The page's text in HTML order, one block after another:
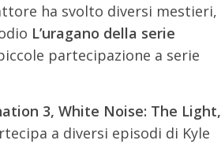
ha svolto diversi mestieri,
L’uragano della serie
partecipazione a serie
3, White Noise: The Light,
a diversi episodi di Kyle